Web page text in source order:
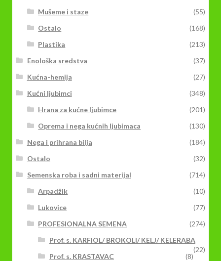
Mušeme i staze
(55)
Ostalo
(168)
Plastika
(213)
Enološka sredstva
(37)
Kućna-hemija
(27)
Kućni ljubimci
(348)
Hrana za kućne ljubimce
(201)
Oprema i nega kućnih ljubimaca
(130)
Nega i prihrana bilja
(184)
Ostalo
(32)
Semenska roba i sadni materijal
(714)
Arpadžik
(10)
Lukovice
(77)
PROFESIONALNA SEMENA
(274)
Prof. s. KARFIOL/ BROKOLI/ KELJ/ KELERABA
(22)
Prof. s. KRASTAVAC
(8)